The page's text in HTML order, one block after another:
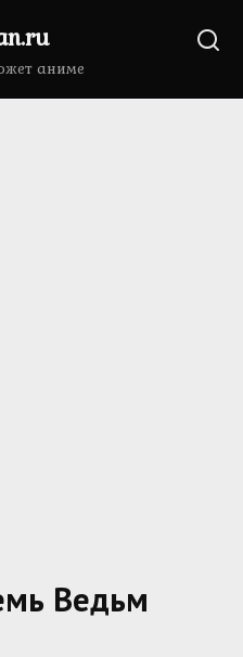
аниме
Ведьм